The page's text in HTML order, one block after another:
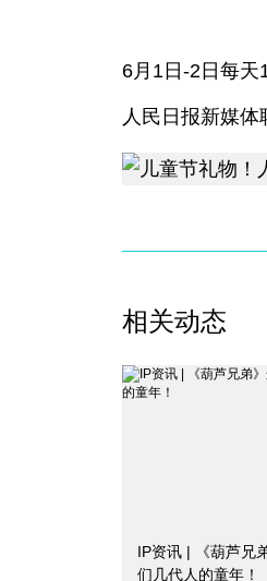
6月1日-2日每天
人民日报新媒
相关动态
IP资讯 | 《葫芦兄
们几代人的童年！